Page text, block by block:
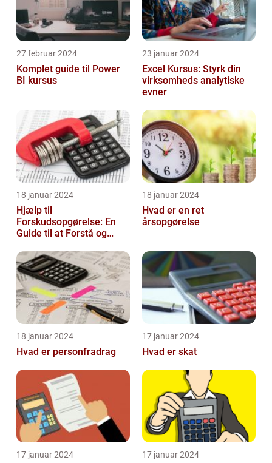
27 februar 2024
Komplet guide til Power
BI kursus
23 januar 2024
Excel Kursus: Styrk din
virksomheds analytiske
evner
18 januar 2024
Hjælp til
Forskudsopgørelse: En
Guide til at Forstå og
18 januar 2024
Hvad er en ret
årsopgørelse
18 januar 2024
Hvad er personfradrag
17 januar 2024
Hvad er skat
17 januar 2024 17 januar 2024